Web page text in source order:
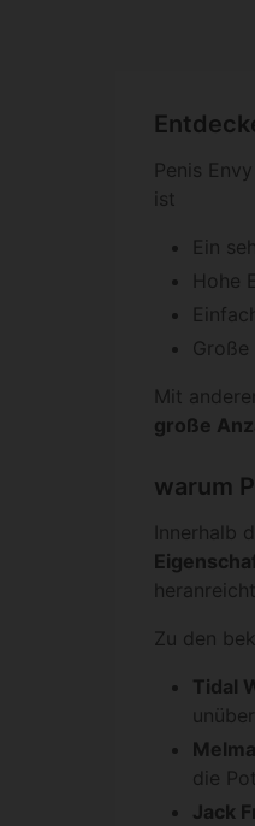
Penis
ist
Ein
Hohe
Mit
große
warum
Zu den
Tidal
die
Jack